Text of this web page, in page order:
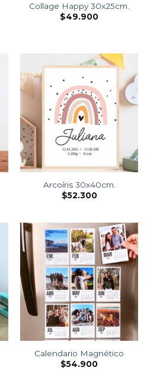
Collage Happy 30x25cm.
$49.900
Arcoíris 30x40cm.
$52.300
Calendario Magnético
$54.900